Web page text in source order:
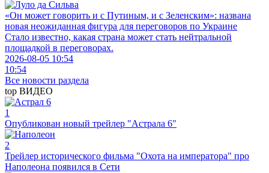
«Он может говорить и с Путиным, и с Зеленским»: названа
новая неожиданная фигура для переговоров по Украине
Стало известно, какая страна может стать нейтральной
площадкой в переговорах.
2026-08-05 10:54
10:54
Все новости раздела
top ВИДЕО
1
Опубликован новый трейлер "Астрала 6"
2
Трейлер исторического фильма "Охота на императора" про
Наполеона появился в Сети